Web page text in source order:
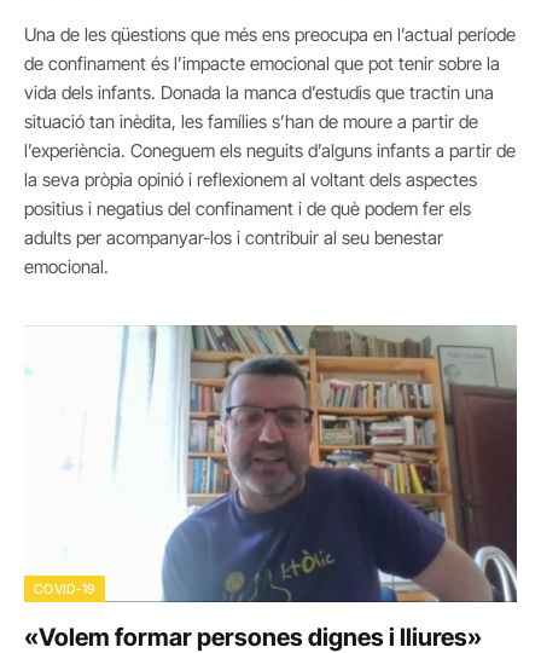
Una de les qüestions que més ens preocupa en l’actual període
de confinament és l’impacte emocional que pot tenir sobre la
vida dels infants. Donada la manca d’estudis que tractin una
situació tan inèdita, les famílies s’han de moure a partir de
l’experiència. Coneguem els neguits d’alguns infants a partir de
la seva pròpia opinió i reflexionem al voltant dels aspectes
positius i negatius del confinament i de què podem fer els
adults per acompanyar-los i contribuir al seu benestar
emocional.
COVID-19
«Volem formar persones dignes i lliures»